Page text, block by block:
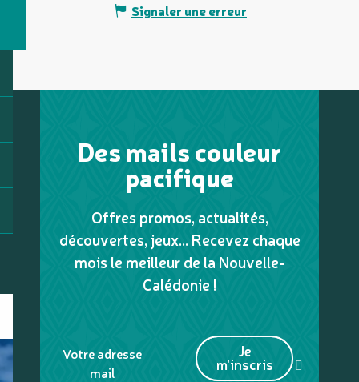
Signaler une erreur
Des mails couleur
pacifique
Offres promos, actualités,
découvertes, jeux... Recevez chaque
mois le meilleur de la Nouvelle-
Calédonie !
Votre adresse
mail
Je
m'inscris